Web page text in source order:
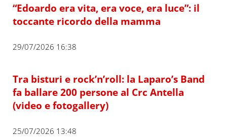
“Edoardo era vita, era voce, era luce”: il
toccante ricordo della mamma
29/07/2026 16:38
Tra bisturi e rock’n’roll: la Laparo’s Band
fa ballare 200 persone al Crc Antella
(video e fotogallery)
25/07/2026 13:48